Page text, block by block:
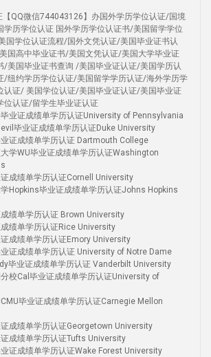
【QQ微信744043126】办国外学历学位认证/国境
学历学位认证 国外学历学位认证书/美国留学学位
国学位认证流程/国外文凭认证/美国毕业证书认
国高中毕业证书/美国文凭认证/美国大学毕业证
/美国毕业证书查询 /美国毕业证认证/美国学历认
/纽约学历学位认证/美国留学学历认证/海外学历学
认证/ 美国学位认证/美国毕业证认证/美国毕业证
位认证/留学生毕业证认证
业证成绩单学历认证University of Pennsylvania
毕业证成绩单学历认证Duke University
证成绩单学历认证 Dartmouth College
学WU毕业证成绩单学历认证Washington
成绩单学历认证Cornell University
Hopkins毕业证成绩单学历认证Johns Hopkins
绩单学历认证 Brown University
绩单学历认证Rice University
成绩单学历认证Emory University
证成绩单学历认证 University of Notre Dame
毕业证成绩单学历认证 Vanderbilt University
校Cal毕业证成绩单学历认证University of
毕业证成绩单学历认证Carnegie Mellon
成绩单学历认证Georgetown University
成绩单学历认证Tufts University
证成绩单学历认证Wake Forest University